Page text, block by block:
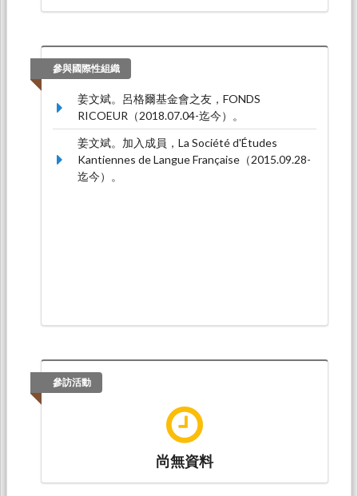
參與國際性組織
姜文斌。呂格爾基金會之友，FONDS
RICOEUR（2018.07.04-迄今）。
姜文斌。加入成員，La Société d'Études
Kantiennes de Langue Française（2015.09.28-
迄今）。
參訪活動
尚無資料